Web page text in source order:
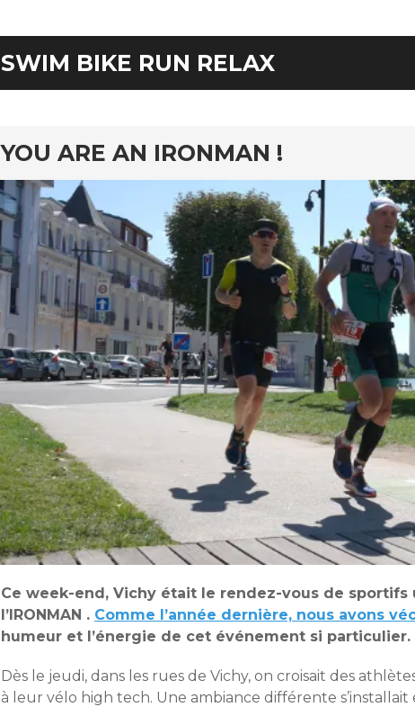
SWIM BIKE RUN RELAX
YOU ARE AN IRONMAN !
Ce week-end, Vichy était le rendez-vous de
l’IRONMAN . Comme l’année dernière, nous avons
humeur et l’énergie de cet événement si particulier.
Dès le jeudi, dans les rues de Vichy, on croisait des
à leur vélo high tech. Une ambiance différente